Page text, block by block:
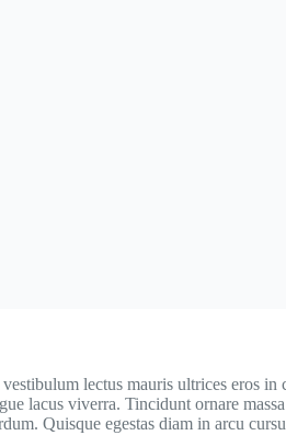
lectus mauris ultrices eros
lacus viverra. Tincidunt ornare
Quisque egestas diam in arcu